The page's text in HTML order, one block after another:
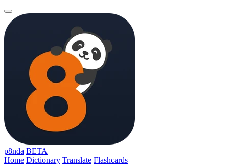
p8nda BETA
Home Dictionary Translate Flashcards